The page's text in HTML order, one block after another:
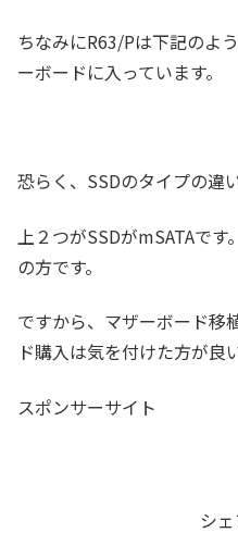
ちなみにR63/Pは下記のよ
ーボードに入っています。
恐らく、SSDのタイプの違
上２つがSSDがmSATAで
の方です。
ですから、マザーボード移
ド購入は気を付けた方が良
スポンサーサイト
シ